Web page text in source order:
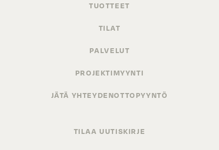
TUOTTEET
TILAT
PALVELUT
PROJEKTIMYYNTI
JÄTÄ YHTEYDENOTTOPYYNTÖ
TILAA UUTISKIRJE